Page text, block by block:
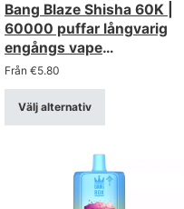
Bang Blaze Shisha 60K |
60000 puffar långvarig
engångs vape
bulkbeställning
Från €5.80
Välj alternativ